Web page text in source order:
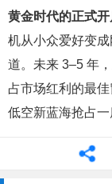
黄金时代的正式开
机从小众爱好变
道。未来 3–5 年
占市场红利的最
低空新蓝海抢占一